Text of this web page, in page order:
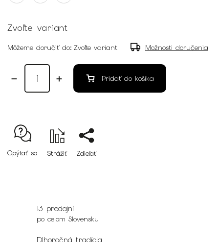
Zvoľte variant
Môžeme doručiť do: Zvoľte variant Možnosti doručenia
Pridať do košíka
Opýtať sa Strážiť Zdieľať
13 predajní
po celom Slovensku
Dlhoročná tradícia